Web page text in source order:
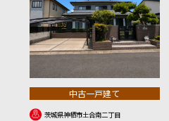
中古一戸建て
茨城県神栖市土合南二丁目